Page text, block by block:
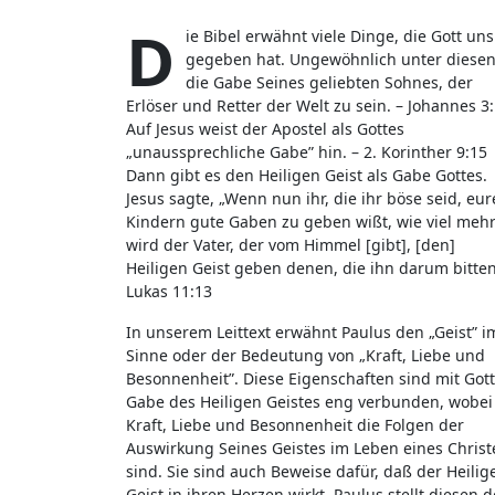
D
ie Bibel erwähnt viele Dinge, die Gott uns
gegeben hat. Ungewöhnlich unter
die Gabe Seines geliebten Sohnes, der
Erlöser und Retter der Welt zu sein. – Johannes
Auf Jesus weist der Apostel als Gottes
„unaussprechliche Gabe” hin. – 2. Korinther 9:15
Dann gibt es den Heiligen Geist als Gabe Gottes.
Jesus sagte, „Wenn nun ihr, die ihr böse seid,
Kindern gute Gaben zu geben wißt, wie viel mehr
wird der Vater, der vom Himmel [gibt], [den]
Heiligen Geist geben denen, die ihn darum
Lukas 11:13
In unserem Leittext erwähnt Paulus den „Geist”
Sinne oder der Bedeutung von „Kraft, Liebe und
Besonnenheit”. Diese Eigenschaften sind mit
Gabe des Heiligen Geistes eng verbunden, wobei
Kraft, Liebe und Besonnenheit die Folgen der
Auswirkung Seines Geistes im Leben eines
sind. Sie sind auch Beweise dafür, daß der